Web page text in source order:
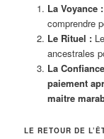
La Voyance :
comprendre
Le Rituel :Le
ancestrales
La
paiement
maitre
LE RETOUR DE